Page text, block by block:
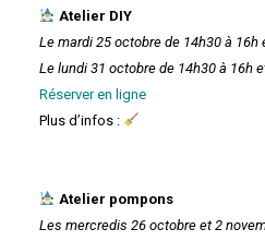
Atelier DIY
Le mardi 25 octobre de 14h30 à 16h
Le lundi 31 octobre de 14h30 à 16h
Réserver en ligne
Plus d’infos :
Atelier pompons
Les mercredis 26 octobre et 2